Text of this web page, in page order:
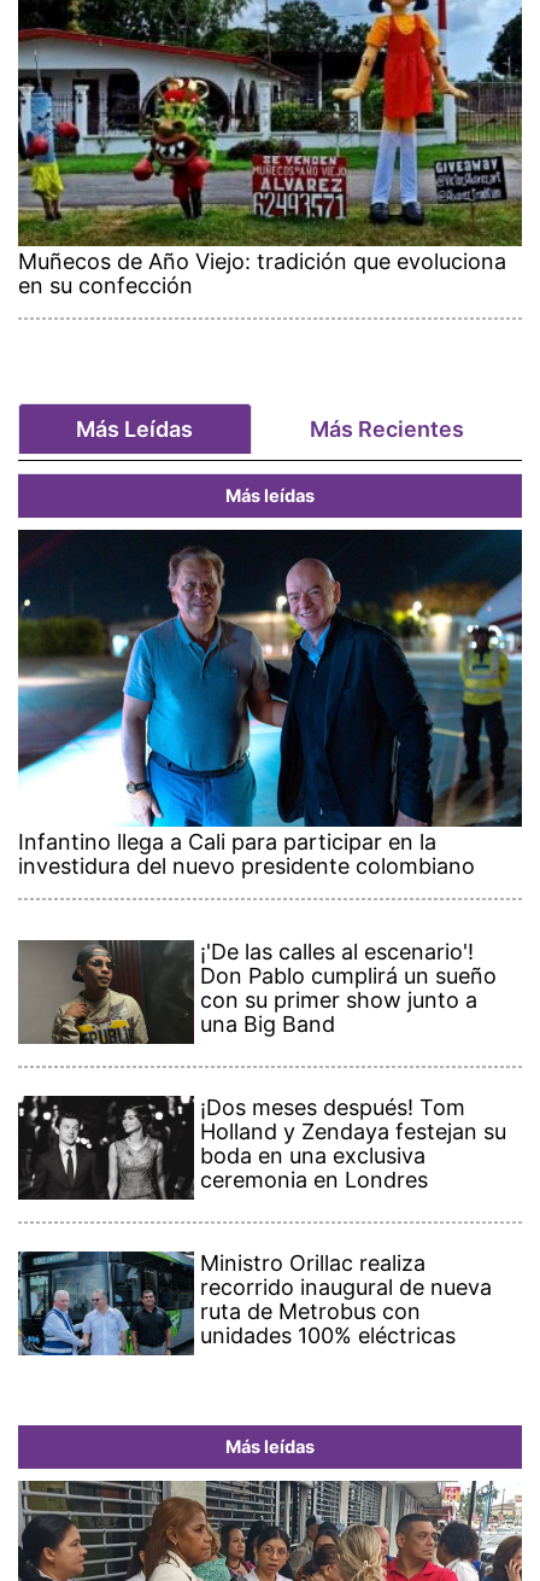
Muñecos de Año Viejo: tradición que evoluciona
en su confección
Más Leídas Más Recientes
Más leídas
Infantino llega a Cali para participar en la
investidura del nuevo presidente colombiano
¡'De las calles al escenario'!
Don Pablo cumplirá un sueño
con su primer show junto a
una Big Band
¡Dos meses después! Tom
Holland y Zendaya festejan su
boda en una exclusiva
ceremonia en Londres
Ministro Orillac realiza
recorrido inaugural de nueva
ruta de Metrobus con
unidades 100% eléctricas
Más leídas